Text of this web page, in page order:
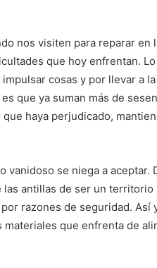
nos visiten para reparar en
que hoy enfrentan.
cosas y por llevar a
que ya suman más de
haya perjudicado,
vanidoso se niega a aceptar.
las antillas de ser un
razones de seguridad. Así
que enfrenta de